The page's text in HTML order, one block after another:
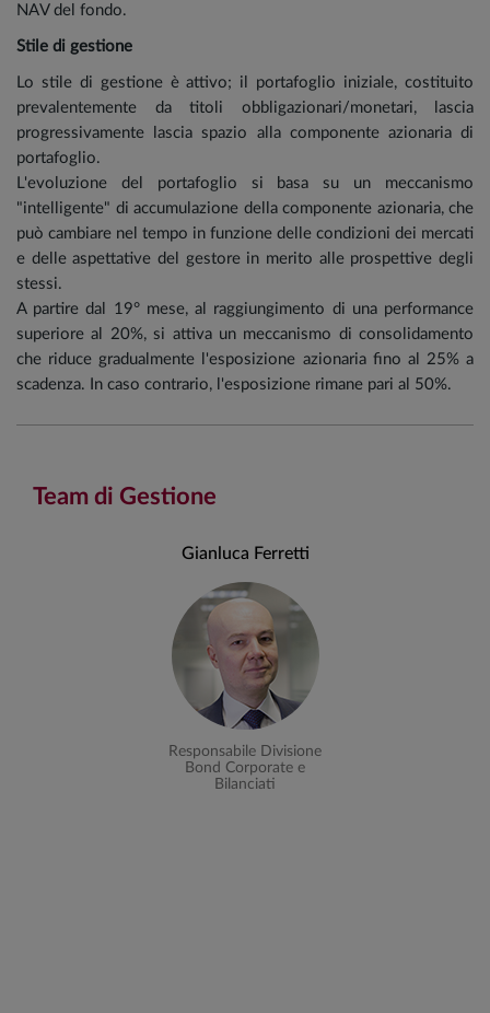
NAV del fondo.
Stile di gestione
Lo stile di gestione è attivo; il portafoglio iniziale, costituito
prevalentemente da titoli obbligazionari/monetari, lascia
progressivamente lascia spazio alla componente azionaria di
portafoglio.
L'evoluzione del portafoglio si basa su un meccanismo
"intelligente" di accumulazione della componente azionaria, che
può cambiare nel tempo in funzione delle condizioni dei mercati
e delle aspettative del gestore in merito alle prospettive degli
stessi.
A partire dal 19° mese, al raggiungimento di una performance
superiore al 20%, si attiva un meccanismo di consolidamento
che riduce gradualmente l'esposizione azionaria fino al 25% a
scadenza. In caso contrario, l'esposizione rimane pari al 50%.
Team di Gestione
Gianluca Ferretti
Responsabile Divisione
Bond Corporate e
Bilanciati